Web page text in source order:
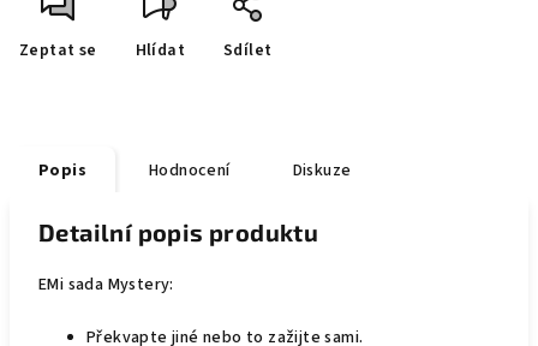
Zeptat se Hlídat Sdílet
Popis Hodnocení Diskuze
Detailní popis produktu
EMi sada Mystery:
Překvapte jiné nebo to zažijte sami.